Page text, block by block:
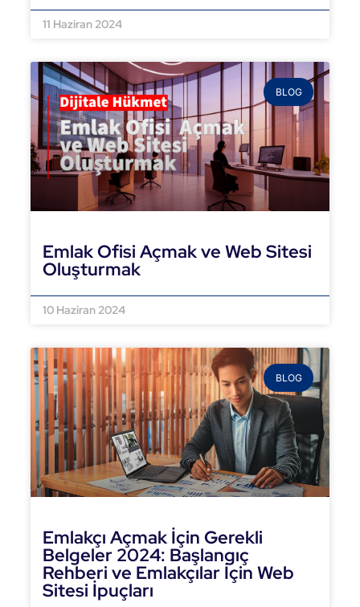
11 Haziran 2024
BLOG
Emlak Ofisi Açmak ve Web Sitesi
Oluşturmak
10 Haziran 2024
BLOG
Emlakçı Açmak İçin Gerekli
Belgeler 2024: Başlangıç
Rehberi ve Emlakçılar İçin Web
Sitesi İpuçları